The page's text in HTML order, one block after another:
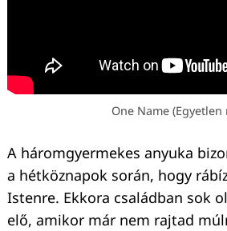
One Name (Egyetlen
A háromgyermekes anyuka
a hétköznapok során, hogy
Istenre. Ekkora családban sok
elő, amikor már nem rajtad